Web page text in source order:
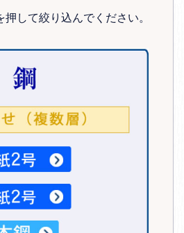
して絞り込んでください。